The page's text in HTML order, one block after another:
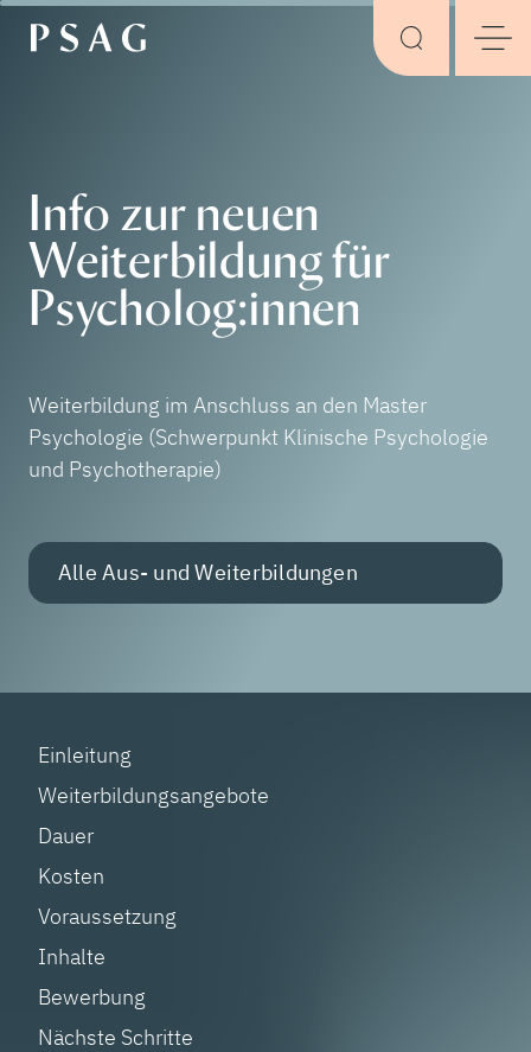
Info zur neuen
Weiterbildung für
Psycholog:innen
Weiterbildung im Anschluss an den Master
Psychologie (Schwerpunkt Klinische Psychologie
und Psychotherapie)
Alle Aus- und Weiterbildungen
Einleitung
Weiterbildungsangebote
Dauer
Kosten
Voraussetzung
Inhalte
Bewerbung
Nächste Schritte